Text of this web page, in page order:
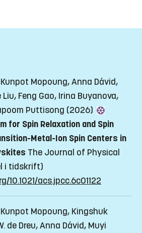
Mopoung, Anna Dávid,
Feng Gao, Irina Buyanova,
Puttisong (2026)
for Spin Relaxation and Spin
Metal-Ion Spin Centers in
The Journal of Physical
i tidskrift)
10.1021/acs.jpcc.6c01122
Mopoung, Kingshuk
de Dreu, Anna Dávid, Muyi